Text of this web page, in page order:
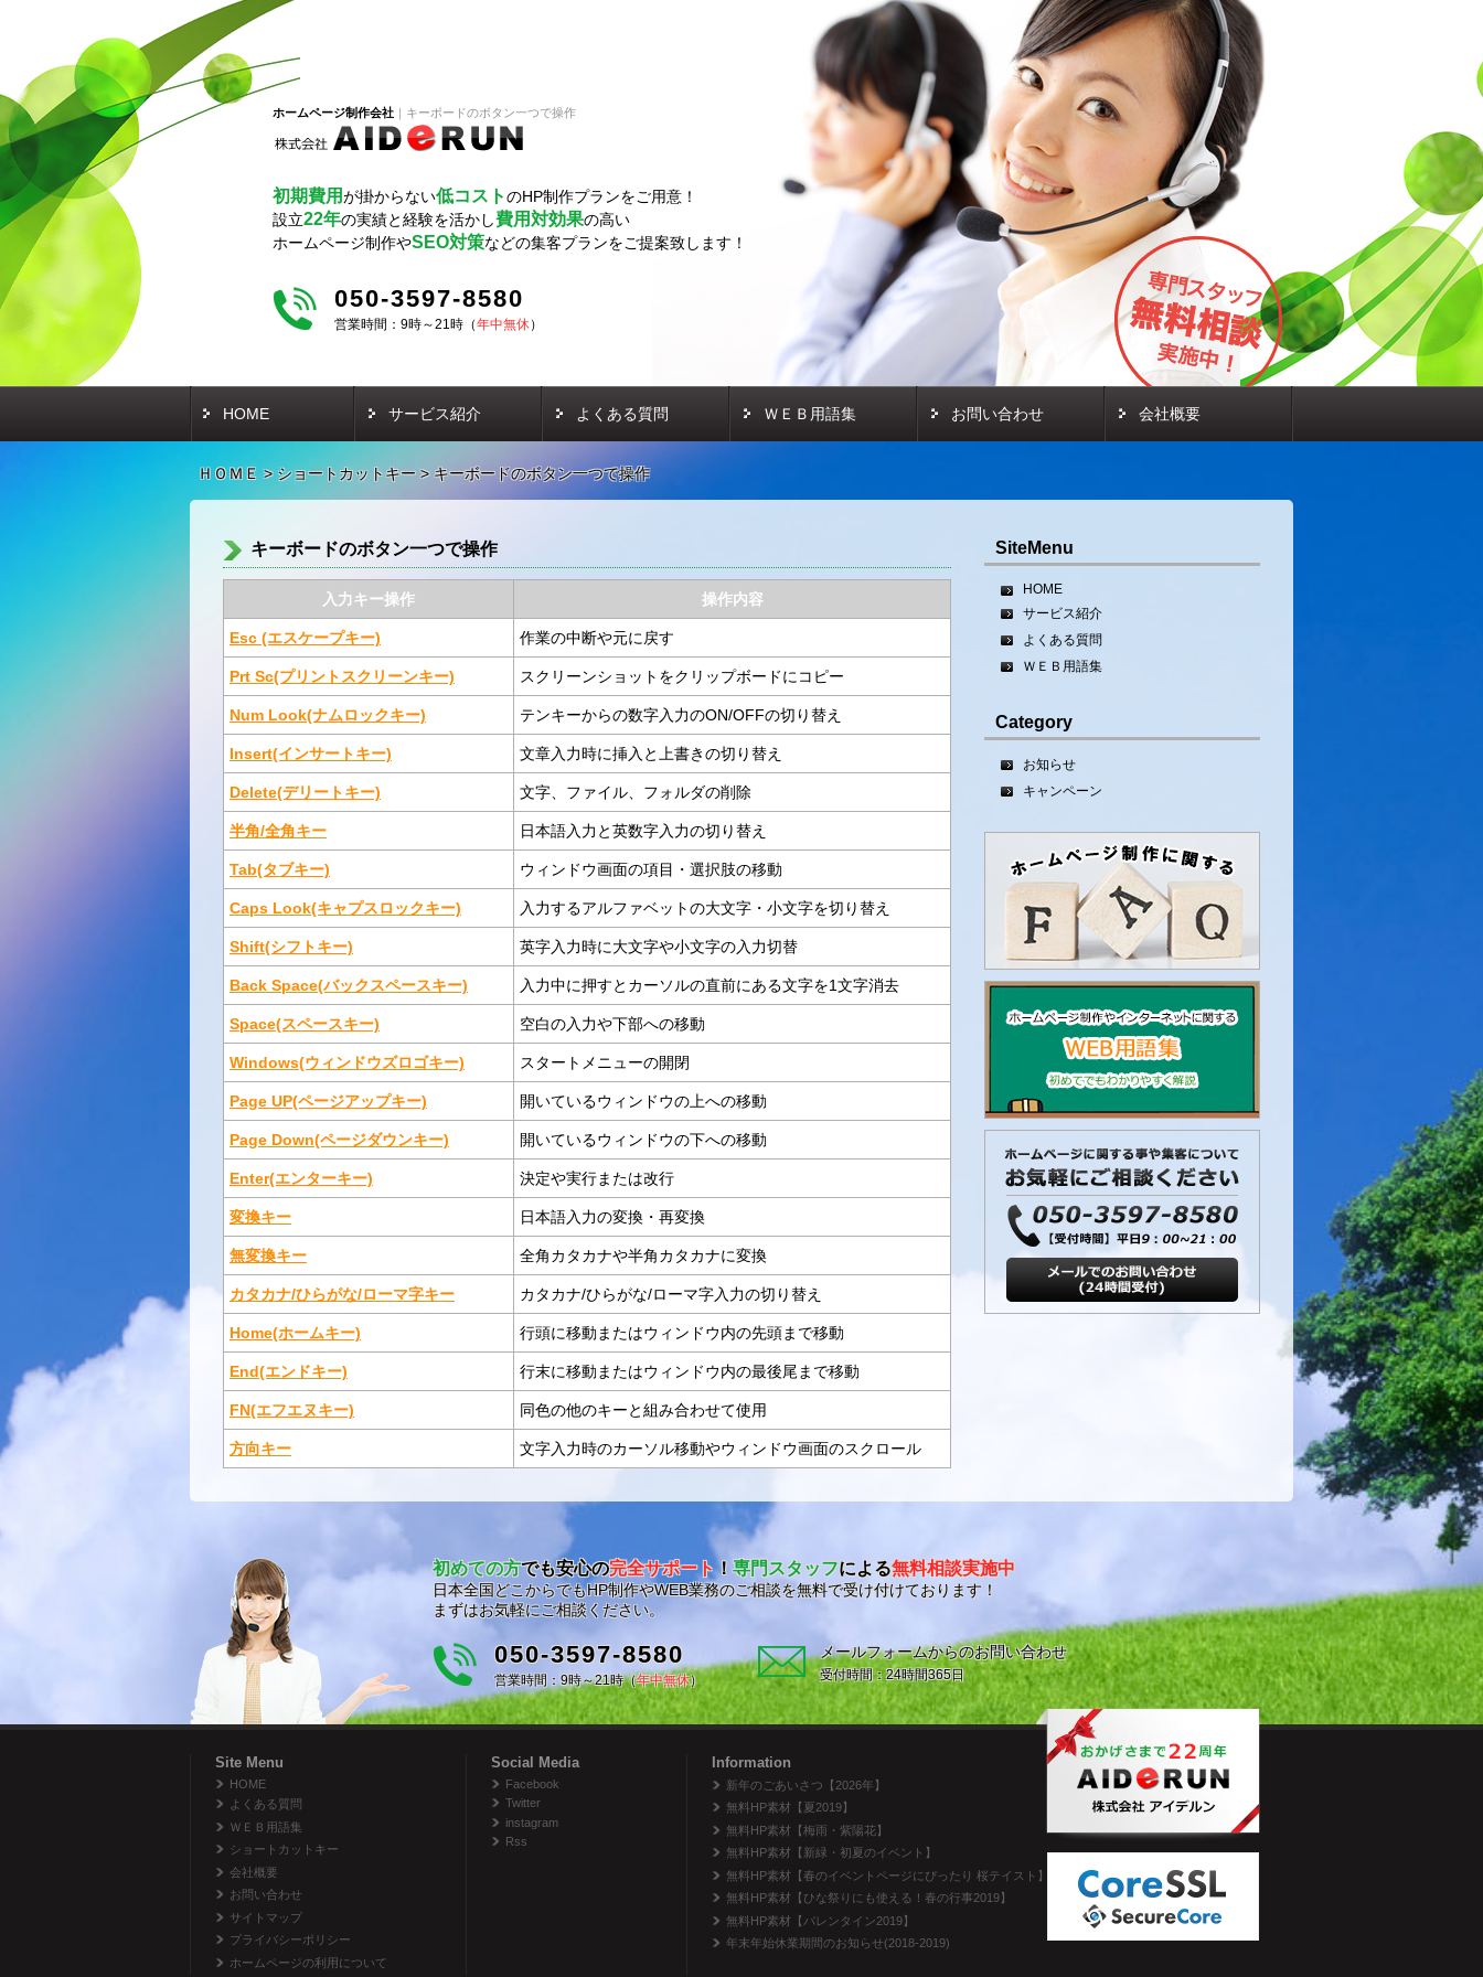
ホームページ制作会社 キーボードのボタン一つで操作
初期費用が掛からない低コストのHP制作プランをご用意！
設立22年の実績と経験を活かし費用対効果の高い
ホームページ制作やSEO対策などの集客プランをご提案致します！
050-3597-8580
営業時間：9時～21時（年中無休）
HOME サービス紹介 よくある質問 ＷＥＢ用語集 お問い合わせ 会社概要
ＨＯＭＥ >ショートカットキー>キーボードのボタン一つで操作
キーボードのボタン一つで操作
入力キー操作 操作内容
Esc (エスケープキー) 作業の中断や元に戻す
Prt Sc(プリントスクリーンキー) スクリーンショットをクリップボードにコピー
Num Look(ナムロックキー) テンキーからの数字入力のON/OFFの切り替え
Insert(インサートキー) 文章入力時に挿入と上書きの切り替え
Delete(デリートキー) 文字、ファイル、フォルダの削除
半角/全角キー 日本語入力と英数字入力の切り替え
Tab(タブキー) ウィンドウ画面の項目・選択肢の移動
Caps Look(キャプスロックキー) 入力するアルファベットの大文字・小文字を切り替え
Shift(シフトキー) 英字入力時に大文字や小文字の入力切替
Back Space(バックスペースキー) 入力中に押すとカーソルの直前にある文字を1文字消去
Space(スペースキー) 空白の入力や下部への移動
Windows(ウィンドウズロゴキー) スタートメニューの開閉
Page UP(ページアップキー) 開いているウィンドウの上への移動
Page Down(ページダウンキー) 開いているウィンドウの下への移動
Enter(エンターキー) 決定や実行または改行
変換キー 日本語入力の変換・再変換
無変換キー 全角カタカナや半角カタカナに変換
カタカナ/ひらがな/ローマ字キー カタカナ/ひらがな/ローマ字入力の切り替え
Home(ホームキー) 行頭に移動またはウィンドウ内の先頭まで移動
End(エンドキー) 行末に移動またはウィンドウ内の最後尾まで移動
FN(エフエヌキー) 同色の他のキーと組み合わせて使用
方向キー 文字入力時のカーソル移動やウィンドウ画面のスクロール
SiteMenu
HOME
サービス紹介
よくある質問
ＷＥＢ用語集
Category
お知らせ
キャンペーン
初めての方でも安心の完全サポート！専門スタッフによる無料相談実施中
日本全国どこからでもHP制作やWEB業務のご相談を無料で受け付けております！
まずはお気軽にご相談ください。
050-3597-8580
営業時間：9時～21時（年中無休）
メールフォームからのお問い合わせ
受付時間：24時間365日
Site Menu
HOME
よくある質問
ＷＥＢ用語集
ショートカットキー
会社概要
お問い合わせ
サイトマップ
プライバシーポリシー
ホームページの利用について
Social Media
Facebook
Twitter
instagram
Rss
Information
新年のごあいさつ【2026年】
無料HP素材【夏2019】
無料HP素材【梅雨・紫陽花】
無料HP素材【新緑・初夏のイベント】
無料HP素材【春のイベントページにぴったり 桜テイスト】
無料HP素材【ひな祭りにも使える！春の行事2019】
無料HP素材【バレンタイン2019】
年末年始休業期間のお知らせ(2018-2019)